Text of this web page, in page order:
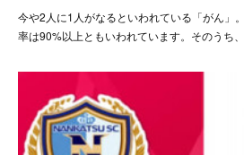
今や2人に1人がなるといわれている「がん」
率は90%以上ともいわれています。そのうち